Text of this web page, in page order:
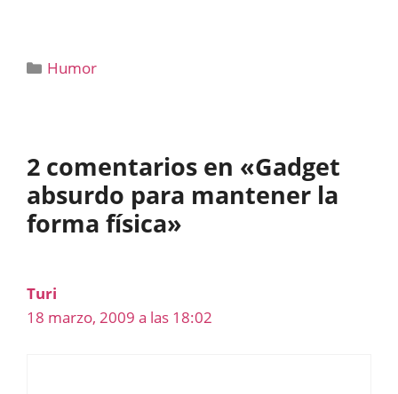
Categorías
Humor
2 comentarios en «Gadget
absurdo para mantener la
forma física»
Turi
18 marzo, 2009 a las 18:02